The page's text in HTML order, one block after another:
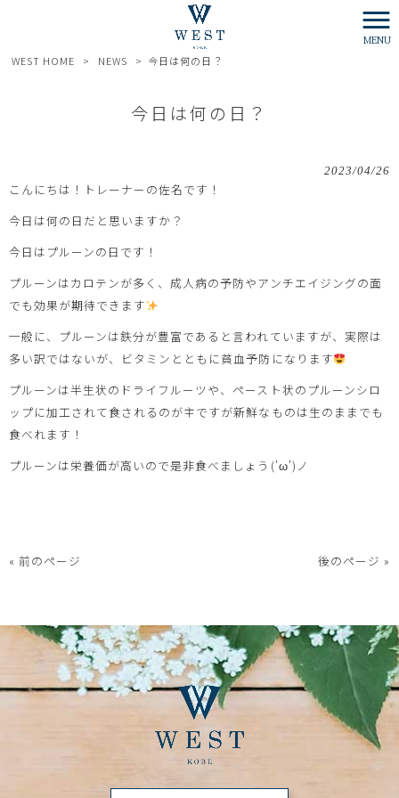
MENU
WEST HOME > NEWS > 今日は何の日？
今日は何の日？
2023/04/26
こんにちは！トレーナーの佐名です！
今日は何の日だと思いますか？
今日はプルーンの日です！
プルーンはカロテンが多く、成人病の予防やアンチエイジングの面
でも効果が期待できます
一般に、プルーンは鉄分が豊富であると言われていますが、実際は
多い訳ではないが、ビタミンとともに貧血予防になります
プルーンは半生状のドライフルーツや、ペースト状のプルーンシロ
ップに加工されて食されるのが主ですが新鮮なものは生のままでも
食べれます！
プルーンは栄養価が高いので是非食べましょう('ω')ノ
« 前のページ 後のページ »